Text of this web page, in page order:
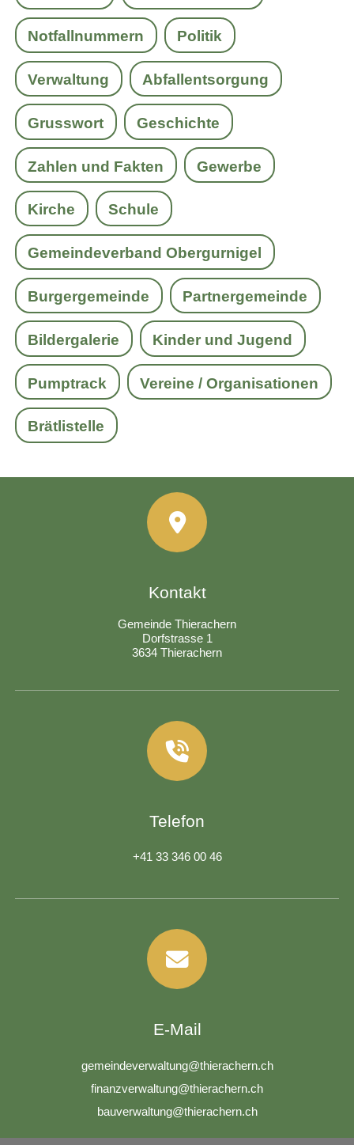
Notfallnummern Politik
Verwaltung Abfallentsorgung
Grusswort Geschichte
Zahlen und Fakten Gewerbe
Kirche Schule
Gemeindeverband Obergurnigel
Burgergemeinde Partnergemeinde
Bildergalerie Kinder und Jugend
Pumptrack Vereine / Organisationen
Brätlistelle
Kontakt
Gemeinde Thierachern
Dorfstrasse 1
3634 Thierachern
Telefon
+41 33 346 00 46
E-Mail
g m nd v rw lt ng th r ch rn ch
f n nzv rw lt ng th r ch rn ch
b
v rw lt ng th r ch rn ch